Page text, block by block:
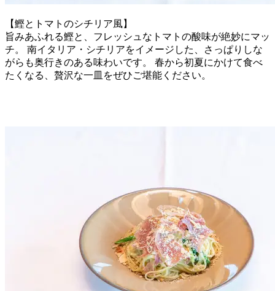
【鰹とトマトのシチリア風】
旨みあふれる鰹と、フレッシュなトマトの酸味が絶妙にマッ
チ。 南イタリア・シチリアをイメージした、さっぱりしな
がらも奥行きのある味わいです。 春から初夏にかけて食べ
たくなる、贅沢な一皿をぜひご堪能ください。